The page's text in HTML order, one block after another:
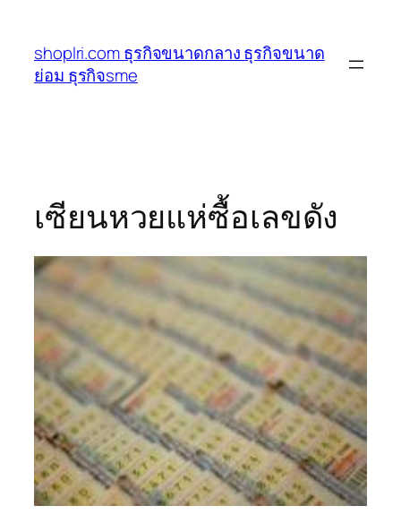
เนื้อหา
shoplri.com ธุรกิจขนาดกลาง ธุรกิจขนาด
ย่อม ธุรกิจsme
เซียนหวยแห่ซื้อเลขดัง